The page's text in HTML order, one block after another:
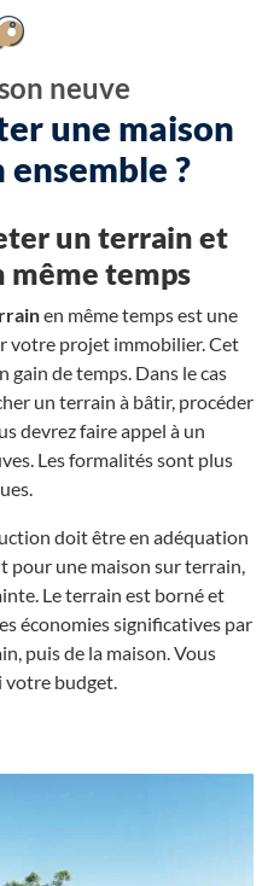
neuve
une maison
?
un terrain et
même temps
en même temps est une
votre projet immobilier. Cet
de temps. Dans le cas
un terrain à bâtir, procéder
devrez faire appel à un
Les formalités sont plus
doit être en adéquation
pour une maison sur terrain,
Le terrain est borné et
économies significatives par
puis de la maison. Vous
votre budget.